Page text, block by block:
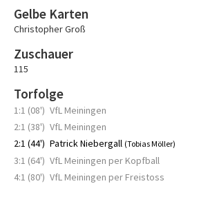
Gelbe Karten
Christopher Groß
Zuschauer
115
Torfolge
1:1 (08') VfL Meiningen
2:1 (38') VfL Meiningen
2:1 (44') Patrick Niebergall (Tobias Möller)
3:1 (64') VfL Meiningen per Kopfball
4:1 (80') VfL Meiningen per Freistoss